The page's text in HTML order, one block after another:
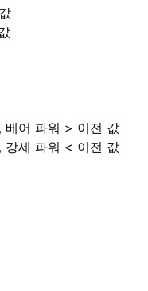
베어 파워 > 이전 값
강세 파워 < 이전 값